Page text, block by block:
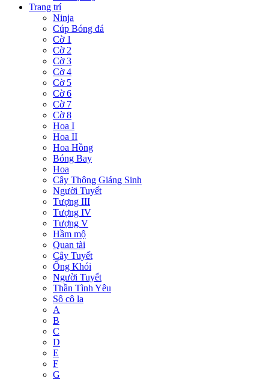
Trang trí
Ninja
Cúp Bóng đá
Cờ 1
Cờ 2
Cờ 3
Cờ 4
Cờ 5
Cờ 6
Cờ 7
Cờ 8
Hoa I
Hoa II
Hoa Hồng
Bóng Bay
Hoa
Cây Thông Giáng Sinh
Người Tuyết
Tượng III
Tượng IV
Tượng V
Hầm mộ
Quan tài
Cây Tuyết
Ống Khói
Người Tuyết
Thần Tình Yêu
Sô cô la
A
B
C
D
E
F
G